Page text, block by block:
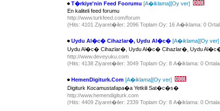
T�rkiye'nin Feed Foorumu [A�iklama][Oy ver]
En kaliteli feed forumu
http://www.turkfeed.com/forum
(Hits: 4101 Ziyaret�iler: 2096 Toplam Oy: 16 A�iklama: 0
Uydu Al�c� Cihazlar�, Uydu Al�c� [A�iklama][Oy ver]
Uydu Al�c� Cihazlar�, Uydu Al�c� Cihazlar�, Uydu
http://www.deveyuku.com
(Hits: 4138 Ziyaret�iler: 3049 Toplam Oy: 8 A�iklama: 0
HemenDigiturk.Com [A�iklama][Oy ver]
Digiturk Kocamustafapa�a Yetkili Sat�c�s�
http://www.hemendigiturk.com
(Hits: 4409 Ziyaret�iler: 2339 Toplam Oy: 8 A�iklama: 0